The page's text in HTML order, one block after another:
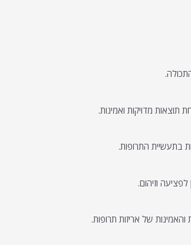
תוצאות מדויקות ואמינות.
בתעשיית התרופות.
וזיהום.
של אריזות תרופות.